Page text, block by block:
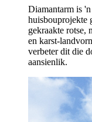
Diamantarm is
huisbouprojekte
gekraakte rotse,
en karst-
verbeter dit die
aansienlik.